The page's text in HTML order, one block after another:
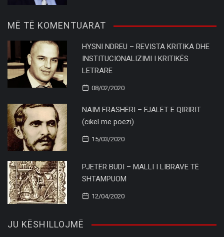
MË TË KOMENTUARAT
HYSNI NDREU – REVISTA KRITIKA DHE
INSTITUCIONALIZIMI I KRITIKËS
LETRARE
08/02/2020
NAIM FRASHËRI – FJALËT E QIRIRIT
(cikël me poezi)
15/03/2020
PJETËR BUDI – MALLI I LIBRAVE TË
SHTAMPUOM
12/04/2020
JU KËSHILLOJMË